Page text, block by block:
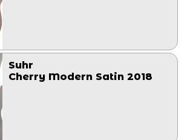
Suhr
Cherry Modern Satin 2018